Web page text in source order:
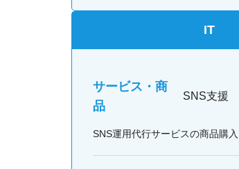
IT
サービス・商
品
SNS支援
SNS運用代行サービスの商品購入